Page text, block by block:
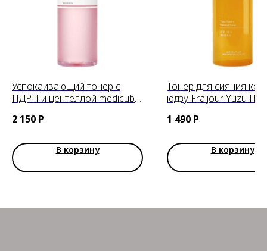
Успокаивающий тонер с
ПДРН и центеллой medicube
Toner, 250ml
2 150 Р
В корзину
Тонер для сияния
юдзу Fraijour Yuzu
1 490 Р
В корзину